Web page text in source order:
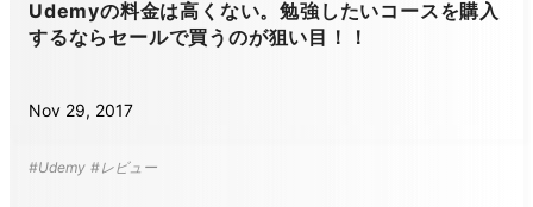
Udemyの料金は高くない。勉強したいコースを購入
するならセールで買うのが狙い目！！
Nov 29, 2017
#Udemy #レビュー